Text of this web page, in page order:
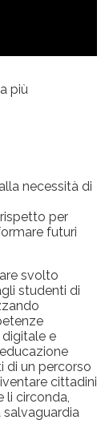
più
necessità di
per
futuri
svolto
studenti di
digitale e
di un percorso
cittadini
li circonda,